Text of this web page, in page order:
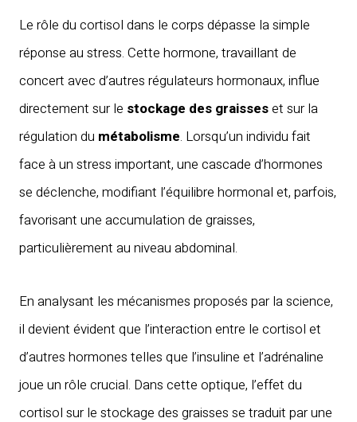
Le rôle du cortisol dans le corps dépasse la simple
réponse au stress. Cette hormone, travaillant de
concert avec d’autres régulateurs hormonaux, influe
directement sur le stockage des graisseset sur la
régulation du métabolisme. Lorsqu’un individu fait
face à un stress important, une cascade d’hormones
se déclenche, modifiant l’équilibre hormonal et, parfois,
favorisant une accumulation de graisses,
particulièrement au niveau abdominal.
En analysant les mécanismes proposés par la science,
il devient évident que l’interaction entre le cortisol et
d’autres hormones telles que l’insuline et l’adrénaline
joue un rôle crucial. Dans cette optique, l’effet du
cortisol sur le stockage des graisses se traduit par une